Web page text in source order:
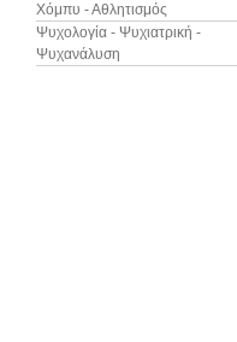
Χόμπυ - Αθλητισμός
Ψυχολογία - Ψυχιατρική -
Ψυχανάλυση